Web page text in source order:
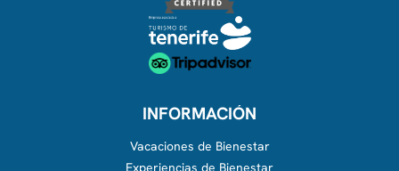
INFORMACIÓN
Vacaciones de Bienestar
Experiencias de Bienestar